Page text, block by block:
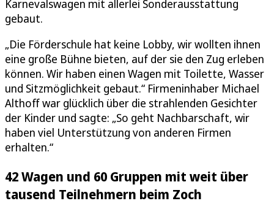
Karnevalswagen mit allerlei Sonderausstattung
gebaut.
„Die Förderschule hat keine Lobby, wir wollten ihnen
eine große Bühne bieten, auf der sie den Zug erleben
können. Wir haben einen Wagen mit Toilette, Wasser
und Sitzmöglichkeit gebaut.“ Firmeninhaber Michael
Althoff war glücklich über die strahlenden Gesichter
der Kinder und sagte: „So geht Nachbarschaft, wir
haben viel Unterstützung von anderen Firmen
erhalten.“
42 Wagen und 60 Gruppen mit weit über
tausend Teilnehmern beim Zoch